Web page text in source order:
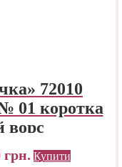
72010
01 коротка
ворс
грн. Купити